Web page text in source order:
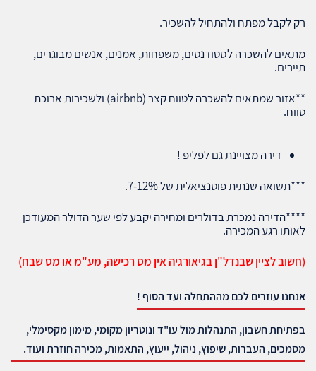
רק לקבל מפתח ולהתחיל להשכיר.
מתאים להשכרה לסטודנטים, משפחות, אמנים, אנשים מבוגרים,
תיירים.
**אזור שמתאים להשכרה לטווח קצר (airbnb) ולשכירות ארוכת
טווח.
דירה מצויינת גם לפליפ !
***תשואה שנתית פוטנציאלית של 7-12%.
****הדירה נמכרת בדולרים ומחירה יקבע לפי שער הדולר המעודכן
לאותו רגע המכירה.
(חשוב לציין שבנדל"ן בגיאורגיה אין מס רכישה, מע"מ או מס שבח)
אנחנו עוזרים לכם מההתחלה ועד הסוף !
בפתיחת חשבון, התנהלות מול עו"ד ונוטריון מקומי, מימון מקסימלי,
מסמכים, העברות, שיפוץ, ניהול, ייעוץ, התאמות, מכירה חוזרת ועוד.